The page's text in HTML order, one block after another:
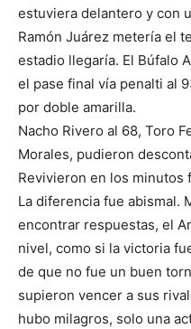
estuviera delantero y con
Ramón Juárez metería el
estadio llegaría. El Búfalo
el pase final vía penalti al
por doble amarilla.
Nacho Rivero al 68, Toro
Morales, pudieron
Revivieron en los minutos
La diferencia fue abismal.
encontrar respuestas, el
nivel, como si la victoria
de que no fue un buen
supieron vencer a sus
hubo milagros, solo una